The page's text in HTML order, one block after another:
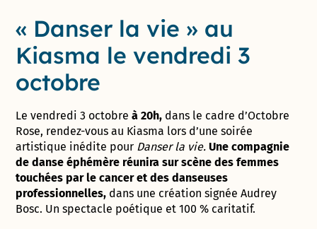
« Danser la vie » au
Kiasma le vendredi 3
octobre
Le vendredi 3 octobreà 20h, dans le cadre d’Octobre
Rose, rendez-vous au Kiasma lors d’une soirée
artistique inédite pour Danser la vie. Une compagnie
de danse éphémère réunira sur scène des femmes
touchées par le cancer et des danseuses
professionnelles, dans une création signée Audrey
Bosc. Un spectacle poétique et 100 % caritatif.